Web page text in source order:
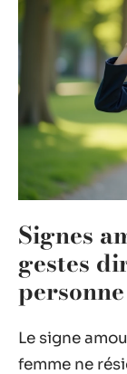
Signes
gestes
personne
Le signe
femme ne